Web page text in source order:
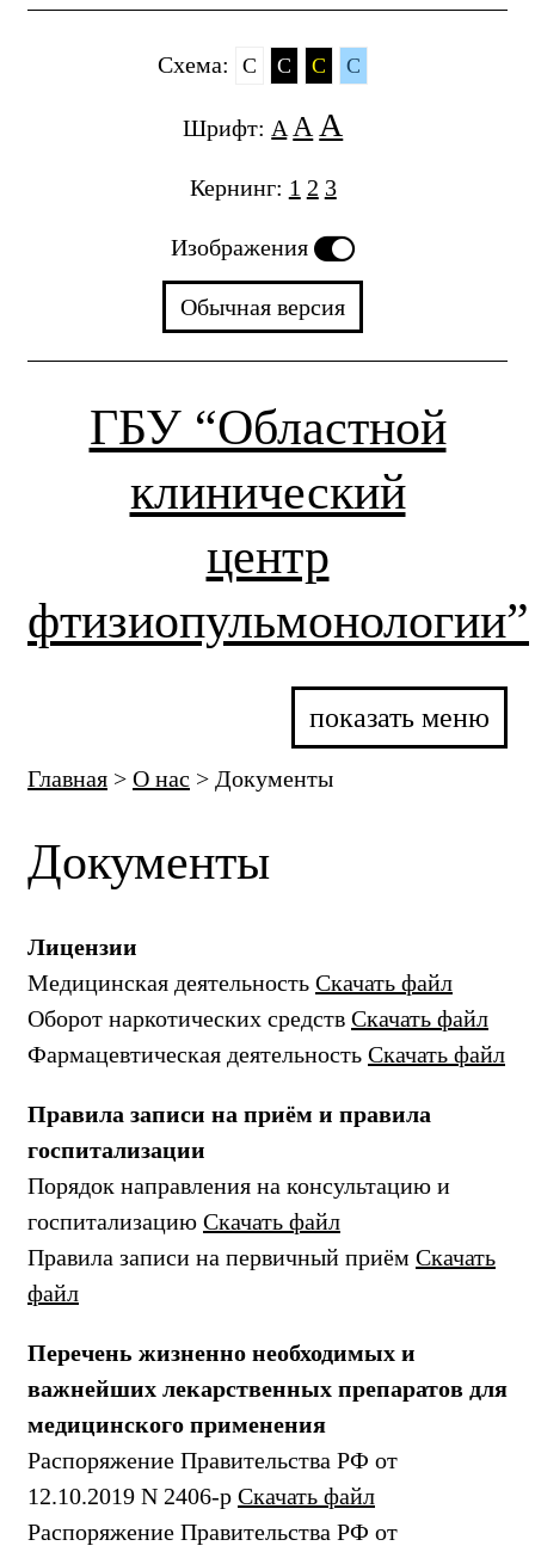
Cхема: C C C C
Шрифт: A A A
Кернинг: 1 2 3
Изображения
Обычная версия
ГБУ “Областной
клинический
центр
фтизиопульмонологии”
показать меню
Главная > О нас > Документы
Документы
Лицензии
Медицинская деятельность Скачать файл
Оборот наркотических средств Скачать файл
Фармацевтическая деятельность Скачать файл
Правила записи на приём и правила
госпитализации
Порядок направления на консультацию и
госпитализацию Скачать файл
Правила записи на первичный приём Скачать
файл
Перечень жизненно необходимых и
важнейших лекарственных препаратов для
медицинского применения
Распоряжение Правительства РФ от
12.10.2019 N 2406-р Скачать файл
Распоряжение Правительства РФ от